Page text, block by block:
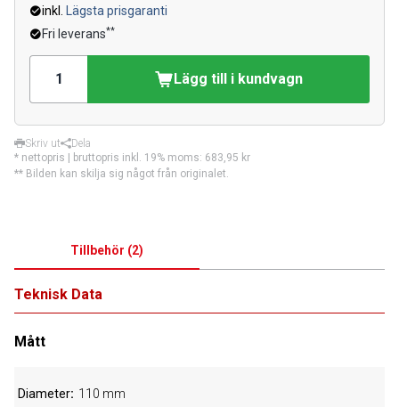
inkl.
Lägsta prisgaranti
Fri leverans**
Lägg till i kundvagn
Skriv ut
Dela
* nettopris | bruttopris inkl. 19% moms: 683,95 kr
** Bilden kan skilja sig något från originalet.
Tillbehör (2)
Teknisk Data
Mått
Diameter 110 mm